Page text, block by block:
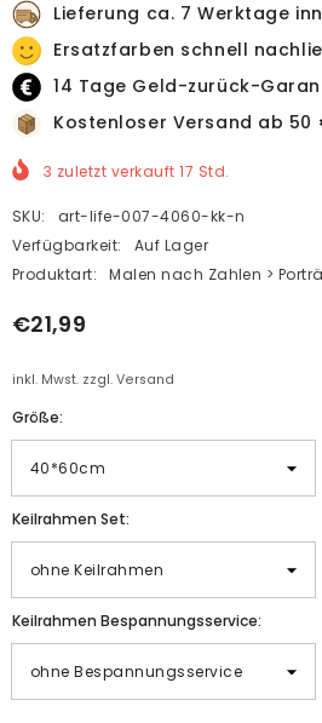
Lieferung ca. 7 Werktage
Ersatzfarben schnell
14 Tage Geld-zurück-
Kostenloser Versand ab 50
3 zuletzt verkauft17 Std.
SKU:
art-life-007-4060-kk-n
Verfügbarkeit:
Auf Lager
Produktart:
Malen nach Zahlen >
€21,99
inkl. Mwst. zzgl. Versand
Größe:
Keilrahmen Set:
Keilrahmen Bespannungsservice: